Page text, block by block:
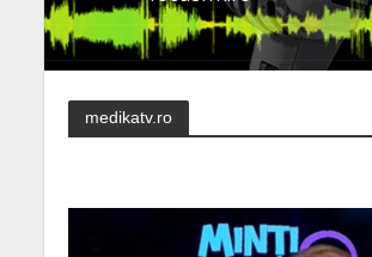
medikatv.ro